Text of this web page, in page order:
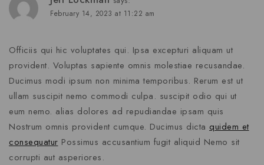
February 14, 2023 at 11:22 am
Officiis qui hic voluptates qui. Ipsa excepturi aliquam ut
provident. Voluptas sapiente omnis molestiae recusandae.
Ducimus modi ipsum non minima temporibus. Rerum est ut
ullam suscipit nemo commodi culpa. suscipit odio qui ut
eum nemo. alias dolores ad repudiandae ipsam quis
Nostrum omnis provident cumque. Ducimus dicta quidem et
consequatur Possimus accusantium fugit aliquid Nemo sit
corrupti aut asperiores.